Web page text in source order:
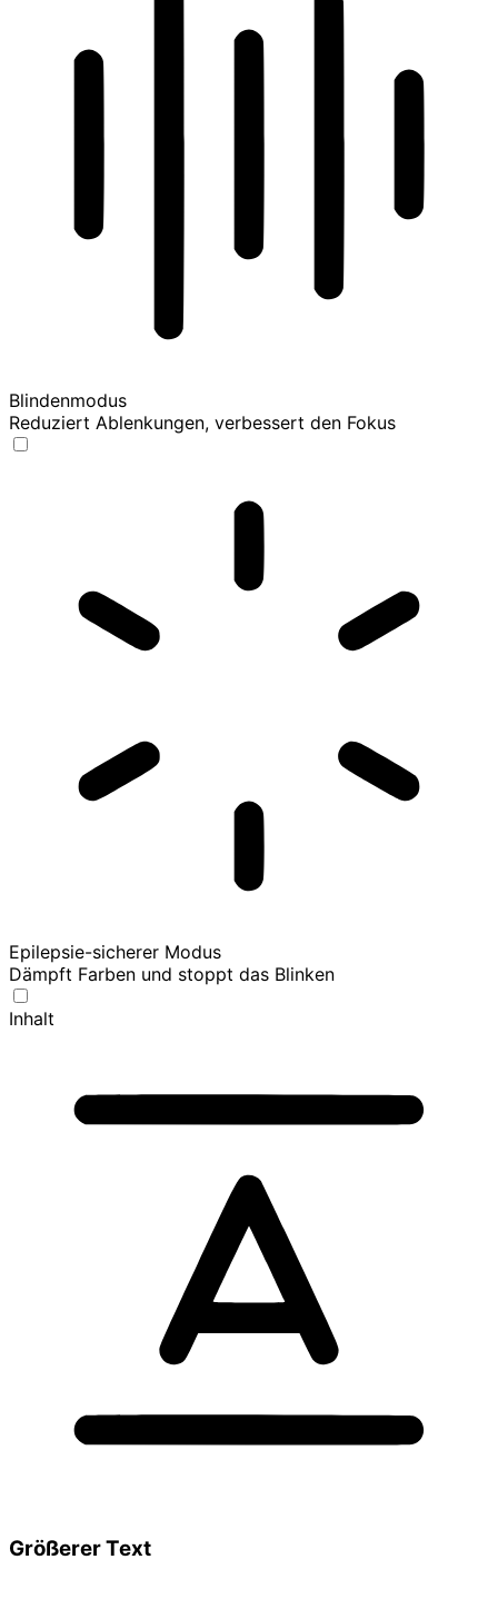
Blindenmodus
Reduziert Ablenkungen, verbessert den Fokus
Epilepsie-sicherer Modus
Dämpft Farben und stoppt das Blinken
Inhalt
Größerer Text